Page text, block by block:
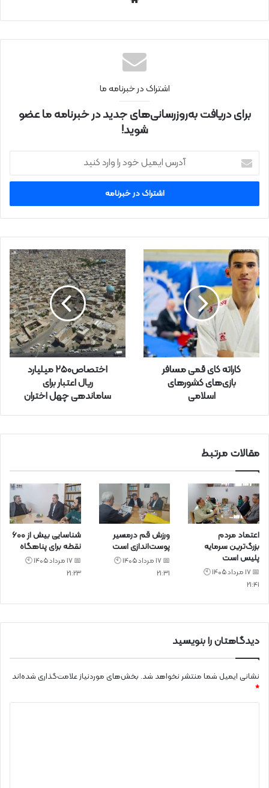
نتی
اشتراک در خبرنامه ما
برای دریافت به‌روزرسانی‌های جدید در خبرنامه ما عضو
شوید!
ر
ا
ی
ل
خ
و
د
ر
کاراته کای قمی مسافر
بازی‌های کشور‌های
اسلامی
اختصاص۲۵۰ میلیارد
ریال اعتبار برای
ساماندهی چهل اختران
مقالات مرتبط
اعتماد مردم
بزرگ‌ترین سرمایه
پلیس است
📅 17 مرداد 1405 🕙
21:41
ورزش قم درمسیر
پوست‌اندازی است
📅 17 مرداد 1405 🕙
21:31
شناسایی بیش از ۶۰۰
نقطه برای پناهگاه
📅 17 مرداد 1405 🕙
21:23
دیدگاهتان را بنویسید
نشانی ایمیل شما منتشر نخواهد شد. بخش‌های موردنیاز علامت‌گذاری شده‌اند
*